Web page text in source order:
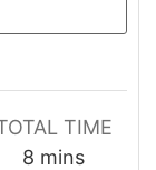
TIME
8 minutes
mins